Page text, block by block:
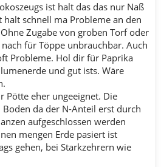
ist halt das das nur Naß
schnell ma Probleme an den
Zugabe von groben Torf oder
für Töppe unbrauchbar. Auch
Probleme. Hol dir für Paprika
und gut ists. Wäre
Pötte eher ungeeignet. Die
da der N-Anteil erst durch
aufgeschlossen werden
mengen Erde pasiert ist
gehen, bei Starkzehrern wie